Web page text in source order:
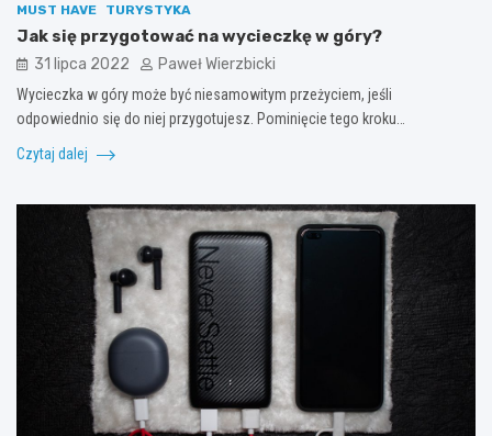
MUST HAVE TURYSTYKA
Jak się przygotować na wycieczkę w góry?
31 lipca 2022 Paweł Wierzbicki
Wycieczka w góry może być niesamowitym przeżyciem, jeśli
odpowiednio się do niej przygotujesz. Pominięcie tego kroku…
Czytaj dalej